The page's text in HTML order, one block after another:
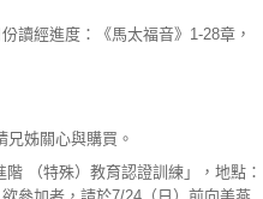
讀經進度：《馬太福音》1-28章，
姊關心與購買。
（特殊）教育認證訓練」，地點：